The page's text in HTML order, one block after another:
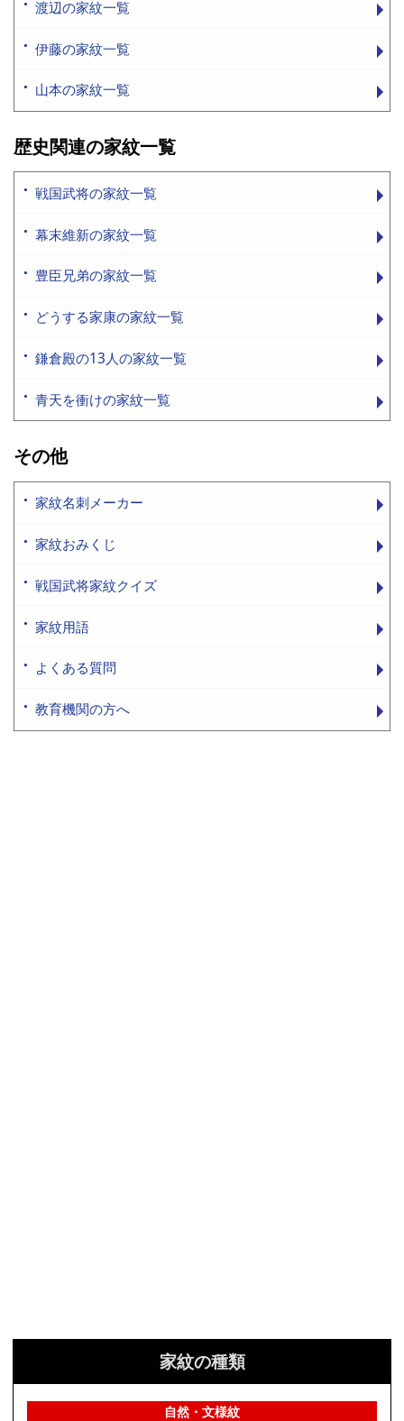
渡辺の家紋一覧
伊藤の家紋一覧
山本の家紋一覧
歴史関連の家紋一覧
戦国武将の家紋一覧
幕末維新の家紋一覧
豊臣兄弟の家紋一覧
どうする家康の家紋一覧
鎌倉殿の13人の家紋一覧
青天を衝けの家紋一覧
その他
家紋名刺メーカー
家紋おみくじ
戦国武将家紋クイズ
家紋用語
よくある質問
教育機関の方へ
家紋の種類
自然・文様紋